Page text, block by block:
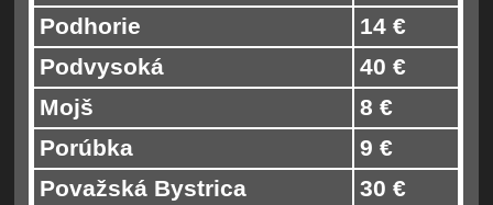
Podhorie
14 €
Podvysoká
40 €
Mojš
8 €
Porúbka
9 €
Považská Bystrica
30 €